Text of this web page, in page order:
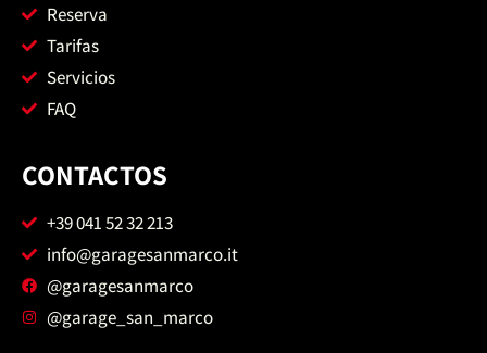
Reserva
Tarifas
Servicios
FAQ
CONTACTOS
+39 041 52 32 213
info@garagesanmarco.it
@garagesanmarco
@garage_san_marco